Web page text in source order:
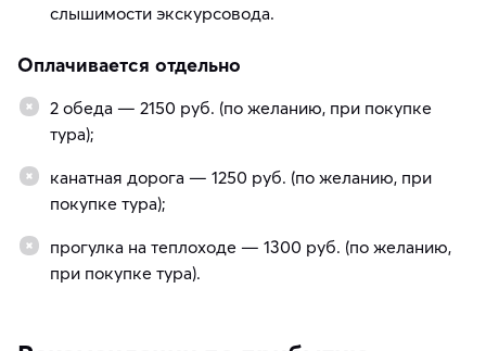
слышимости экскурсовода.
Оплачивается отдельно
2 обеда — 2150 руб. (по желанию, при покупке
тура);
канатная дорога — 1250 руб. (по желанию, при
покупке тура);
прогулка на теплоходе — 1300 руб. (по желанию,
при покупке тура).